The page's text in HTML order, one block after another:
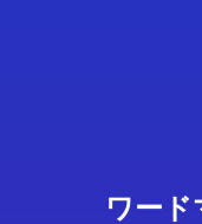
ワー